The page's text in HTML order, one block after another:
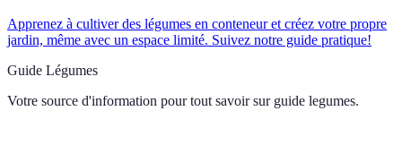
Apprenez à cultiver des légumes en conteneur et créez votre propre
jardin, même avec un espace limité. Suivez notre guide pratique!
Guide Légumes
Votre source d'information pour tout savoir sur guide legumes.